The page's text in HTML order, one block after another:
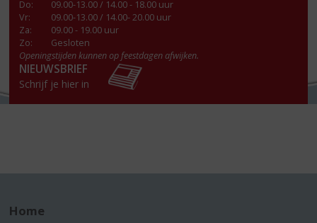
Do:
09.00-13.00 / 14.00 - 18.00 uur
Vr:
09.00-13.00 / 14.00- 20.00 uur
Za:
09.00 - 19.00 uur
Zo:
Gesloten
Openingstijden kunnen op feestdagen afwijken.
NIEUWSBRIEF
Schrijf je hier in
Home